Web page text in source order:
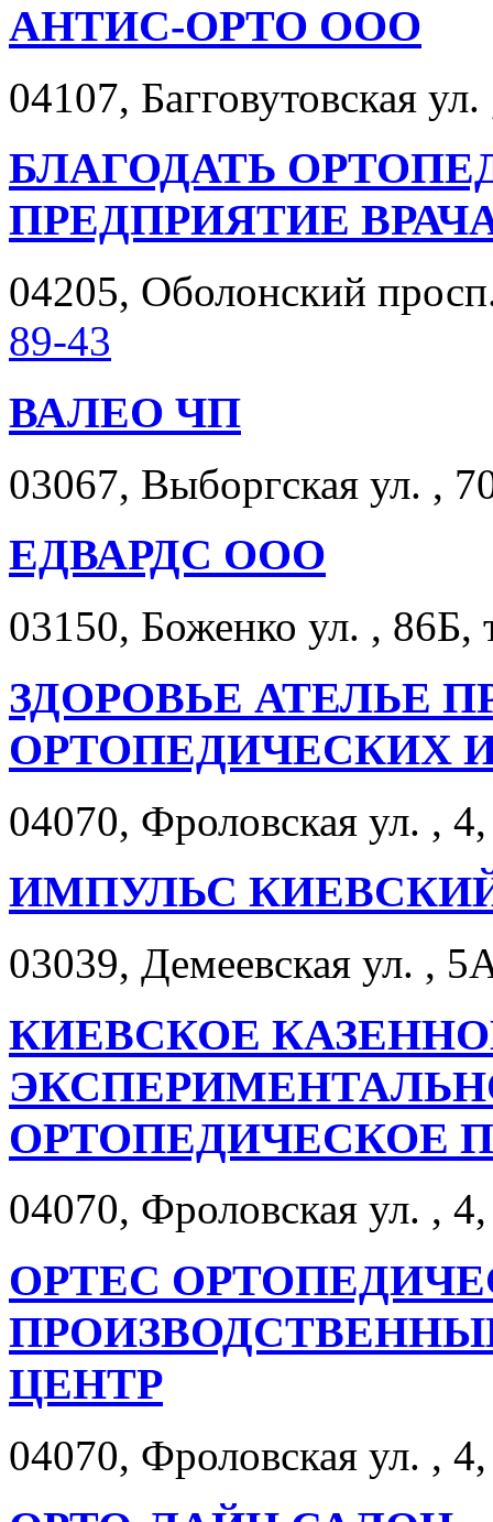
АНТИС-ОРТО ООО
04107, Багговутовская
БЛАГОДАТЬ
ПРЕДПРИЯТИЕ
04205, Оболонский
89-43
ВАЛЕО ЧП
03067, Выборгская ул. ,
ЕДВАРДС ООО
03150, Боженко ул. , 86Б,
ЗДОРОВЬЕ АТЕЛЬЕ
ОРТОПЕДИЧЕСКИХ
04070, Фроловская ул. ,
ИМПУЛЬС
03039, Демеевская ул. ,
КИЕВСКОЕ
ОРТОПЕДИЧЕСКОЕ
04070, Фроловская ул. ,
ОРТЕС
ЦЕНТР
04070, Фроловская ул. ,